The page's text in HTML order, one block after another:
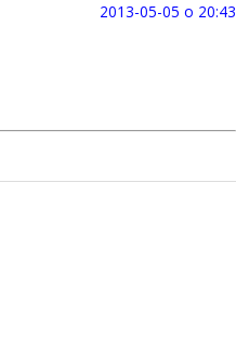
2013-05-05 о 20:43